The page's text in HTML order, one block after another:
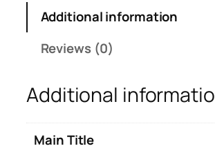
î
ș
i
n
Additional information
Reviews (0)
Additional
Main Title